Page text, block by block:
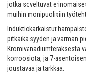
jotka soveltuvat
muihin monipuolisiin
Induktiokarkaistut
pitkäikäisyyden ja varman
Kromivanadiumteräksestä
korroosiota, ja 7-
joustavaa ja tarkkaa.